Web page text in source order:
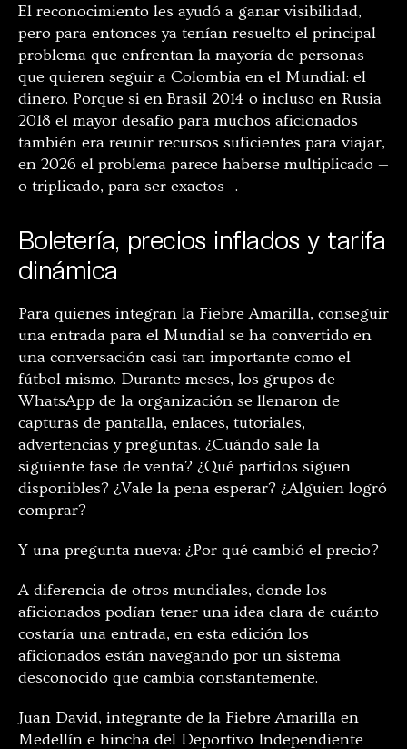
El reconocimiento les ayudó a ganar visibilidad,
pero para entonces ya tenían resuelto el principal
problema que enfrentan la mayoría de personas
que quieren seguir a Colombia en el Mundial: el
dinero. Porque si en Brasil 2014 o incluso en Rusia
2018 el mayor desafío para muchos aficionados
también era reunir recursos suficientes para viajar,
en 2026 el problema parece haberse multiplicado —
o triplicado, para ser exactos—.
Boletería, precios inflados y tarifa
dinámica
Para quienes integran la Fiebre Amarilla, conseguir
una entrada para el Mundial se ha convertido en
una conversación casi tan importante como el
fútbol mismo. Durante meses, los grupos de
WhatsApp de la organización se llenaron de
capturas de pantalla, enlaces, tutoriales,
advertencias y preguntas. ¿Cuándo sale la
siguiente fase de venta? ¿Qué partidos siguen
disponibles? ¿Vale la pena esperar? ¿Alguien logró
comprar?
Y una pregunta nueva: ¿Por qué cambió el precio?
A diferencia de otros mundiales, donde los
aficionados podían tener una idea clara de cuánto
costaría una entrada, en esta edición los
aficionados están navegando por un sistema
desconocido que cambia constantemente.
Juan David, integrante de la Fiebre Amarilla en
Medellín e hincha del Deportivo Independiente